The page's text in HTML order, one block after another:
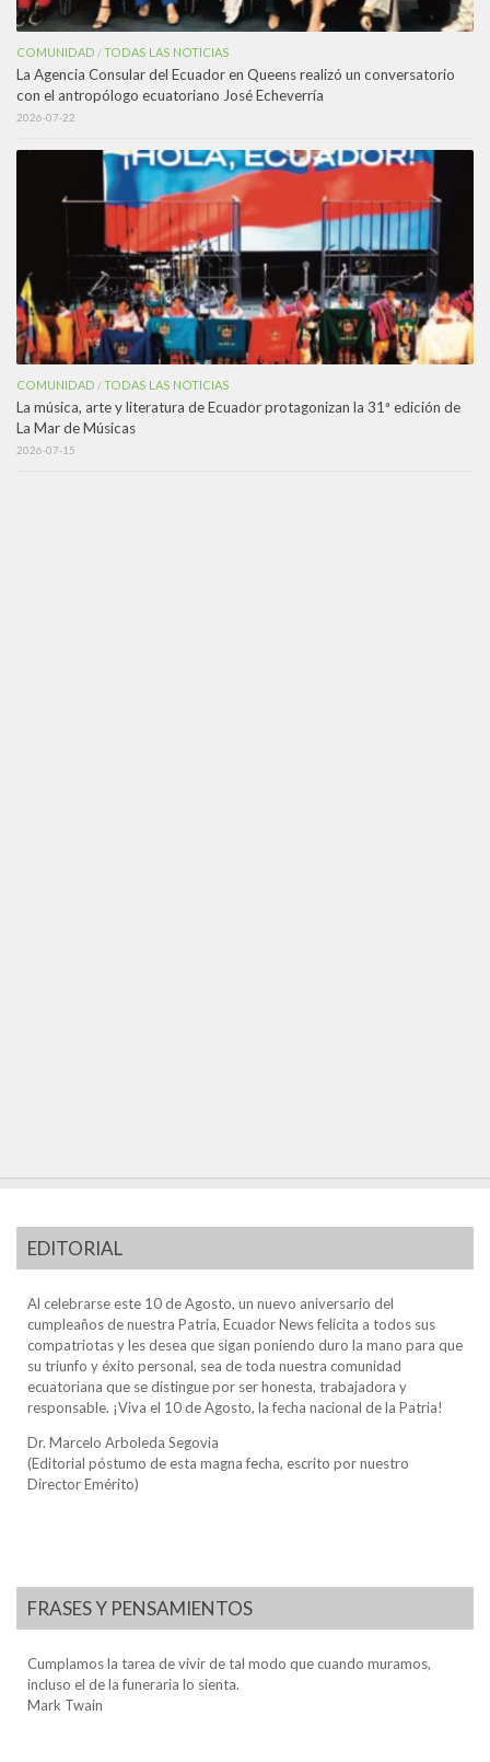
COMUNIDAD /TODAS LAS NOTICIAS
La Agencia Consular del Ecuador en Queens realizó un conversatorio
con el antropólogo ecuatoriano José Echeverría
2026-07-22
COMUNIDAD /TODAS LAS NOTICIAS
La música, arte y literatura de Ecuador protagonizan la 31ª edición de
La Mar de Músicas
2026-07-15
EDITORIAL
Al celebrarse este 10 de Agosto, un nuevo aniversario del
cumpleaños de nuestra Patria, Ecuador News felicita a todos sus
compatriotas y les desea que sigan poniendo duro la mano para que
su triunfo y éxito personal, sea de toda nuestra comunidad
ecuatoriana que se distingue por ser honesta, trabajadora y
responsable. ¡Viva el 10 de Agosto, la fecha nacional de la Patria!
Dr. Marcelo Arboleda Segovia
(Editorial póstumo de esta magna fecha, escrito por nuestro
Director Emérito)
FRASES Y PENSAMIENTOS
Cumplamos la tarea de vivir de tal modo que cuando muramos,
incluso el de la funeraria lo sienta.
Mark Twain